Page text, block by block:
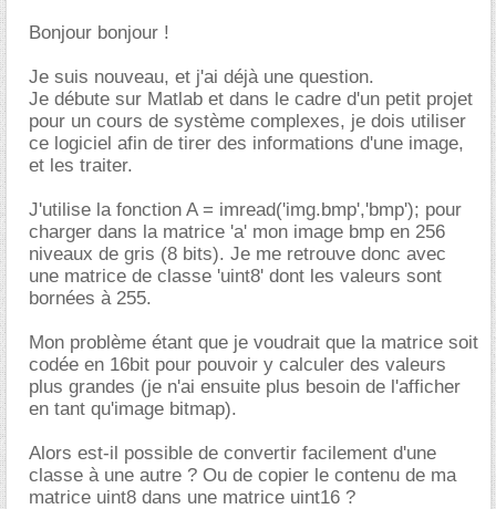
Bonjour bonjour !
Je suis nouveau, et j'ai déjà une question.
Je débute sur Matlab et dans le cadre d'un petit projet
pour un cours de système complexes, je dois utiliser
ce logiciel afin de tirer des informations d'une image,
et les traiter.
J'utilise la fonction A = imread('img.bmp','bmp'); pour
charger dans la matrice 'a' mon image bmp en 256
niveaux de gris (8 bits). Je me retrouve donc avec
une matrice de classe 'uint8' dont les valeurs sont
bornées à 255.
Mon problème étant que je voudrait que la matrice soit
codée en 16bit pour pouvoir y calculer des valeurs
plus grandes (je n'ai ensuite plus besoin de l'afficher
en tant qu'image bitmap).
Alors est-il possible de convertir facilement d'une
classe à une autre ? Ou de copier le contenu de ma
matrice uint8 dans une matrice uint16 ?